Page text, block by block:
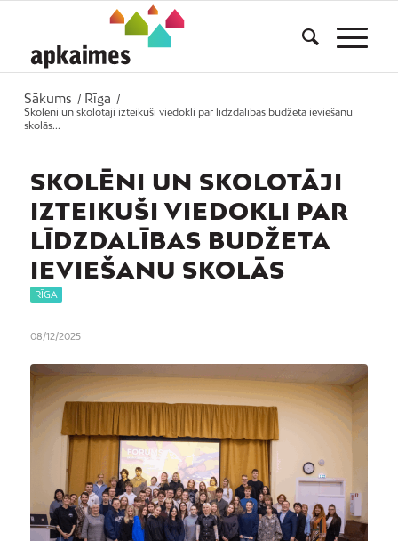
Sākums / Rīga
/
Skolēni un skolotāji izteikuši viedokli par līdzdalības budžeta ieviešanu
skolās...
SKOLĒNI UN SKOLOTĀJI
IZTEIKUŠI VIEDOKLI PAR
LĪDZDALĪBAS BUDŽETA
IEVIEŠANU SKOLĀS
RĪGA
08/12/2025